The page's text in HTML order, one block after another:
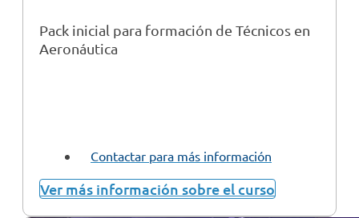
Pack inicial para formación de Técnicos en
Aeronáutica
Contactar para más información
Ver más información sobre el curso